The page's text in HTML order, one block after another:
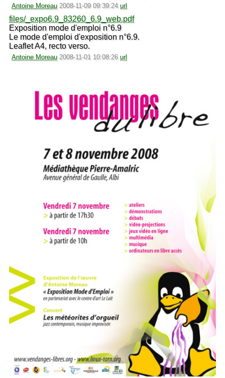
Antoine Moreau 2008-11-09 09:39:24 url
files/_expo6.9_83260_6.9_web.pdf
Exposition mode d'emploi n°6.9
Le mode d'emploi d'exposition n°6.9.
Leaflet A4, recto verso.
Antoine Moreau 2008-11-01 10:08:26 url